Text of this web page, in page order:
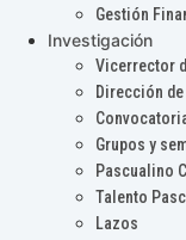
Gestión
Investigación
Vicerrector
Dirección
Grupos y
Pascualino
Talento
Lazos